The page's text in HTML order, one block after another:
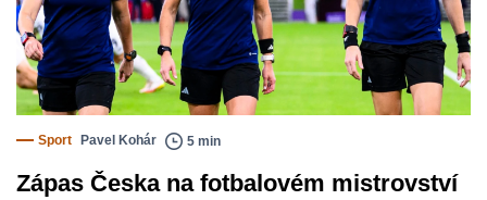
Sport Pavel Kohár 5 min
Zápas Česka na fotbalovém mistrovství